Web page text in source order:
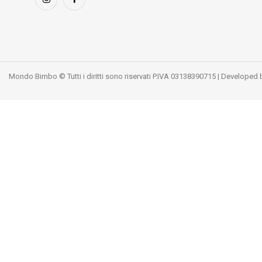
Mondo Bimbo © Tutti i diritti sono riservati P.IVA 03138390715 | Developed